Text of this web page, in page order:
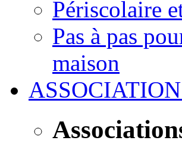
Périscolaire
Pas à pas
maison